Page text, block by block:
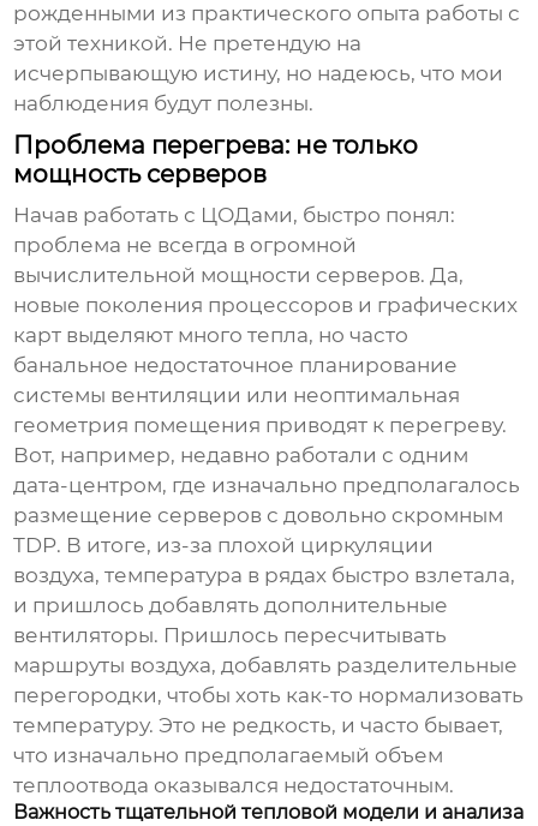
рожденными из практического опыта работы с
этой техникой. Не претендую на
исчерпывающую истину, но надеюсь, что мои
наблюдения будут полезны.
Проблема перегрева: не только
мощность серверов
Начав работать с ЦОДами, быстро понял:
проблема не всегда в огромной
вычислительной мощности серверов. Да,
новые поколения процессоров и графических
карт выделяют много тепла, но часто
банальное недостаточное планирование
системы вентиляции или неоптимальная
геометрия помещения приводят к перегреву.
Вот, например, недавно работали с одним
дата-центром, где изначально предполагалось
размещение серверов с довольно скромным
TDP. В итоге, из-за плохой циркуляции
воздуха, температура в рядах быстро взлетала,
и пришлось добавлять дополнительные
вентиляторы. Пришлось пересчитывать
маршруты воздуха, добавлять разделительные
перегородки, чтобы хоть как-то нормализовать
температуру. Это не редкость, и часто бывает,
что изначально предполагаемый объем
теплоотвода оказывался недостаточным.
Важность тщательной тепловой модели и анализа